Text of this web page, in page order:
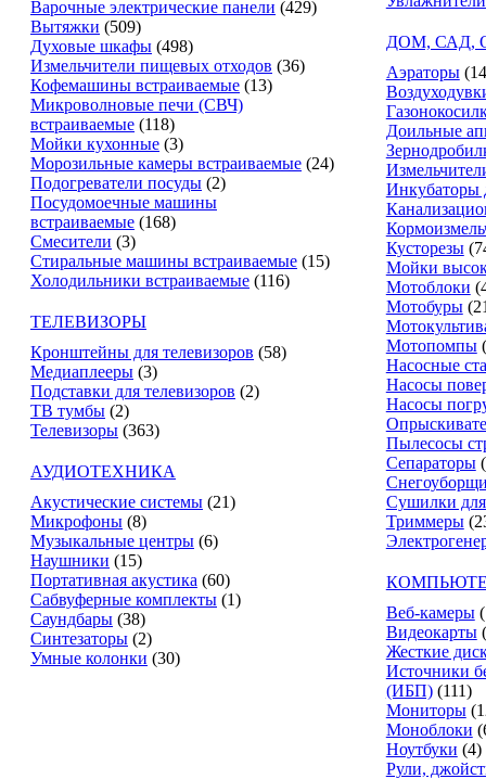
Варочные электрические панели (429)
Вытяжки (509)
Духовые шкафы (498)
Измельчители пищевых отходов (36)
Кофемашины встраиваемые (13)
Микроволновые печи (СВЧ)
встраиваемые (118)
Мойки кухонные (3)
Морозильные камеры встраиваемые (24)
Подогреватели посуды (2)
Посудомоечные машины
встраиваемые (168)
Смесители (3)
Стиральные машины встраиваемые (15)
Холодильники встраиваемые (116)
ТЕЛЕВИЗОРЫ
Кронштейны для телевизоров (58)
Медиаплееры (3)
Подставки для телевизоров (2)
ТВ тумбы (2)
Телевизоры (363)
АУДИОТЕХНИКА
Акустические системы (21)
Микрофоны (8)
Музыкальные центры (6)
Наушники (15)
Портативная акустика (60)
Сабвуферные комплекты (1)
Саундбары (38)
Синтезаторы (2)
Умные колонки (30)
ДОМ, САД,
Аэраторы
Доильные
Инкубаторы
Кусторезы
Мойки
Мотоблоки
Мотобуры
Мотопомпы
Насосные
Насосы
Насосы
Пылесосы
Сепараторы
Сушилки
Триммеры
Веб-камеры
Видеокарты
Жесткие
Источники
(ИБП) (111)
Мониторы
Моноблоки
Ноутбуки (4)
Рули,